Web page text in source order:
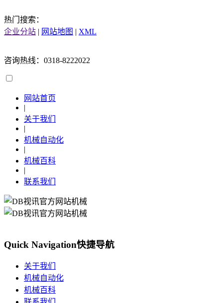
热门搜索：
企业分站 | 网站地图 | XML
咨询热线：0318-8222022
网站首页
|
关于我们
|
机械自动化
|
机械百科
|
联系我们
Quick Navigation快捷导航
关于我们
机械自动化
机械百科